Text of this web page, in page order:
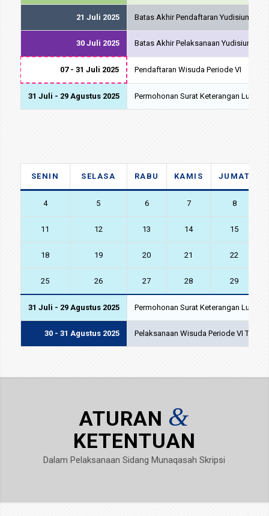
21 Juli 2025 Batas Akhir Pendaftaran Yudisium
30 Juli 2025 Batas Akhir Pelaksanaan Yudisium
07 - 31 Juli 2025 Pendaftaran Wisuda Periode VI
31 Juli - 29 Agustus 2025 Permohonan Surat Keterangan Lulus
SENIN SELASA RABU KAMIS JUMAT
4 5 6 7 8
11 12 13 14 15
18 19 20 21 22
25 26 27 28 29
31 Juli - 29 Agustus 2025 Permohonan Surat Keterangan Lulus
30 - 31 Agustus 2025 Pelaksanaan Wisuda Periode VI T.A.
ATURAN &
KETENTUAN
Dalam Pelaksanaan Sidang Munaqasah Skripsi